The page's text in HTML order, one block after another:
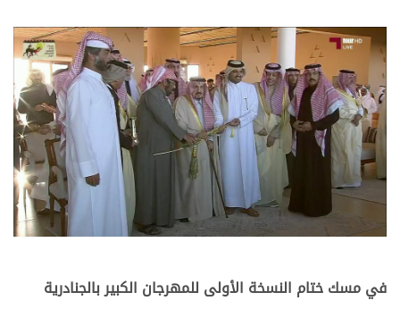
في مسك ختام النسخة الأولى للمهرجان الكبير بالجنادرية